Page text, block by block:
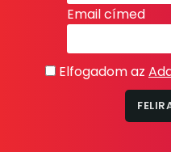
Email címed
Elfogadom az